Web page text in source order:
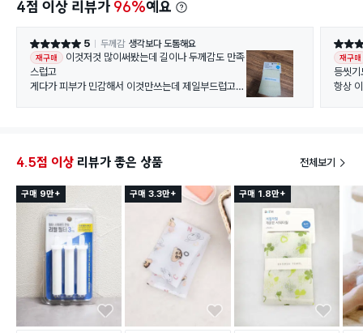
4점 이상 리뷰가 96%예요
별점 5점 5 두께감 생각보다 도톰해요
재구매
이것저것 많이써봤는데 길이나 두께감도 만족
스럽고
게다가 피부가 민감해서 이것만쓰는데 제일부드럽고좋
별점 5
재구매
등씻
항상
4.5점 이상 리뷰가 좋은 상품 전체보기
구매 9만+ 구매 3.3만+ 구매 1.8만+